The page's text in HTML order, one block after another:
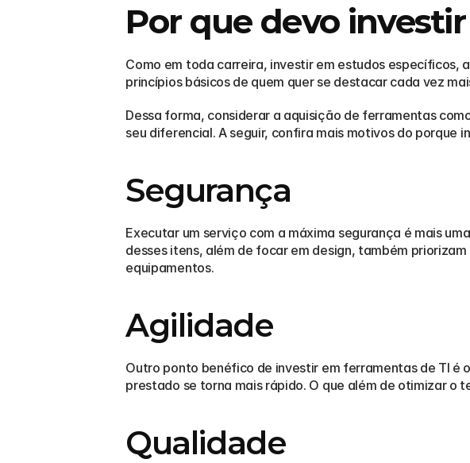
Por que devo
Como em toda carreira, investir em estudos
princípios básicos de quem quer se destacar cada vez
Dessa forma, considerar a aquisição de ferramentas
seu diferencial. A seguir, confira mais motivos do porque
Segurança
Executar um serviço com a máxima segurança é mais
desses itens, além de focar em design, também
equipamentos.
Agilidade
Outro ponto benéfico de investir em ferramentas de TI é
prestado se torna mais rápido. O que além de otimizar o
Qualidade